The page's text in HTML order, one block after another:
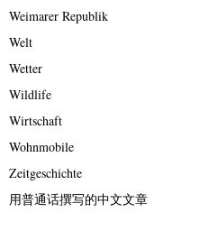
Weimarer Republik
Welt
Wetter
Wildlife
Wirtschaft
Wohnmobile
Zeitgeschichte
用普通话撰写的中文文章